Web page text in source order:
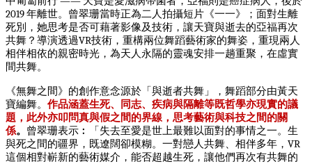
2019年離世。曾翠珊當時正為二人拍攝短片《一一》；面對生離
死別，她思考是否可藉著影像及技術，讓天寶與逝去的亞福再次
共舞？導演透過VR技術，重構兩位舞蹈藝術家的舞姿，重現兩人
相伴相依的親密時光，為天人永隔的靈魂安排一趟重聚，在虛實
間共舞。
《無舞之間》的創作意念源於「與逝者共舞」，舞蹈部分由黃天
寶編舞。 作品涵蓋生死、同志、疾病與隔離等既哲學亦現實的議
題，此外亦叩問真與假之間的界線，思考藝術與科技之間的關
係。 曾翠珊表示︰「失去至愛是世上最難以面對的事情之一。生
與死之間的疆界，既遼闊卻模糊。一對戀人共舞、相伴多年， VR
這個相對嶄新的藝術媒介，能否超越生死，讓他們再次有共舞的